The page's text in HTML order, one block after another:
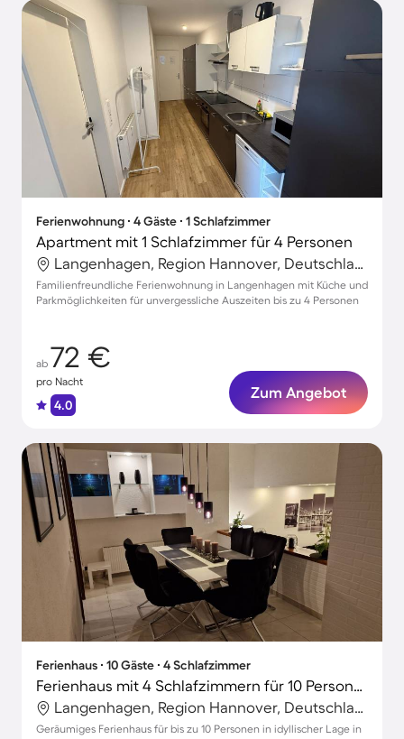
Ferienwohnung ∙ 4 Gäste ∙ 1 Schlafzimmer
Apartment mit 1 Schlafzimmer für 4 Personen
Langenhagen, Region Hannover, Deutschland
Familienfreundliche Ferienwohnung in Langenhagen mit Küche und
Parkmöglichkeiten für unvergessliche Auszeiten bis zu 4 Personen
ab 72 €
pro Nacht
4.0
Zum Angebot
Ferienhaus ∙ 10 Gäste ∙ 4 Schlafzimmer
Ferienhaus mit 4 Schlafzimmern für 10 Personen
Langenhagen, Region Hannover, Deutschland
Geräumiges Ferienhaus für bis zu 10 Personen in idyllischer Lage in